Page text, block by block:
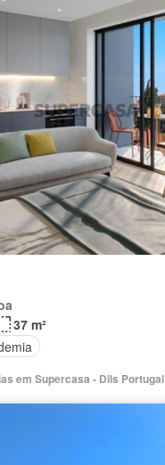
37 m²
em Supercasa - Dils Portugal